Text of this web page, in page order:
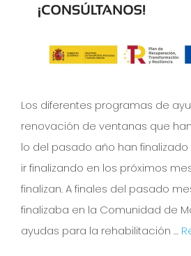
Los diferentes programas de
renovación de ventanas que
lo del pasado año han
ir finalizando en los próximos
finalizan. A finales del pasado
finalizaba en la Comunidad de
ayudas para la rehabilitación …